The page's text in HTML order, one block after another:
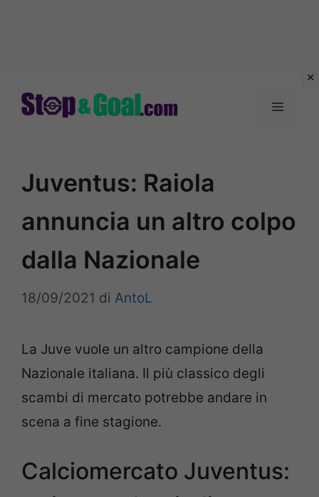
Menu
Juventus: Raiola
annuncia un altro colpo
dalla Nazionale
18/09/2021 di AntoL
La Juve vuole un altro campione della
Nazionale italiana. Il più classico degli
scambi di mercato potrebbe andare in
scena a fine stagione.
Calciomercato Juventus: